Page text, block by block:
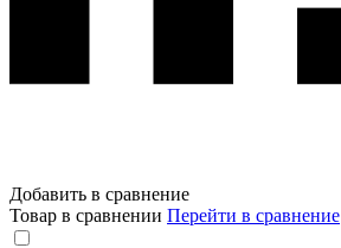
Добавить в сравнение
Товар в сравнении Перейти в сравнение